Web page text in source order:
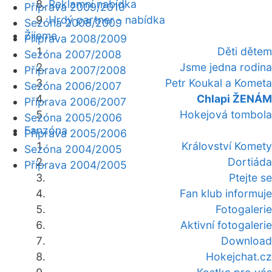
Reklamní nabídka
Hrdý partner - nabídka
Žijeme
Děti dětem
Jsme jedna rodina
Petr Koukal a Kometa
Chlapi ŽENÁM
Hokejová tombola
Fanzóna
Království Komety
Dortiáda
Ptejte se
Fan klub informuje
Fotogalerie
Aktivní fotogalerie
Download
Hokejchat.cz
Příprava 2009/2010
Sezóna 2008/2009
Příprava 2008/2009
Sezóna 2007/2008
Příprava 2007/2008
Sezóna 2006/2007
Příprava 2006/2007
Sezóna 2005/2006
Příprava 2005/2006
Sezóna 2004/2005
Příprava 2004/2005